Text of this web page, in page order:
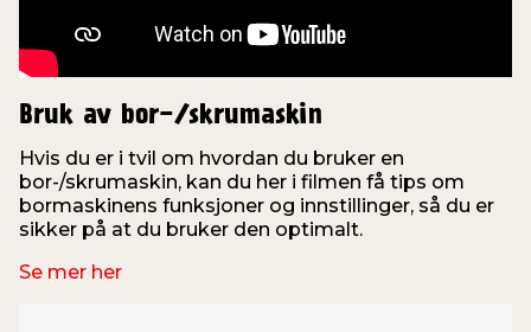
Bruk av bor-/skrumaskin
Hvis du er i tvil om hvordan du bruker en
bor-/skrumaskin, kan du her i filmen få tips om
bormaskinens funksjoner og innstillinger, så du er
sikker på at du bruker den optimalt.
Se mer her